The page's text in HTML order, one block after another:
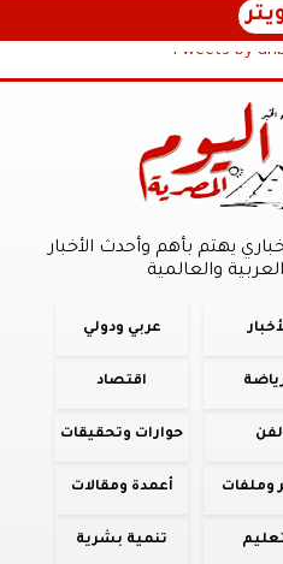
Tweets by
يهتم بأهم وأحدث الأخبار
والعالمية
عربي ودولي
اقتصاد
حوارات وتحقيقات
وملفات أعمدة ومقالات
تنمية بشرية